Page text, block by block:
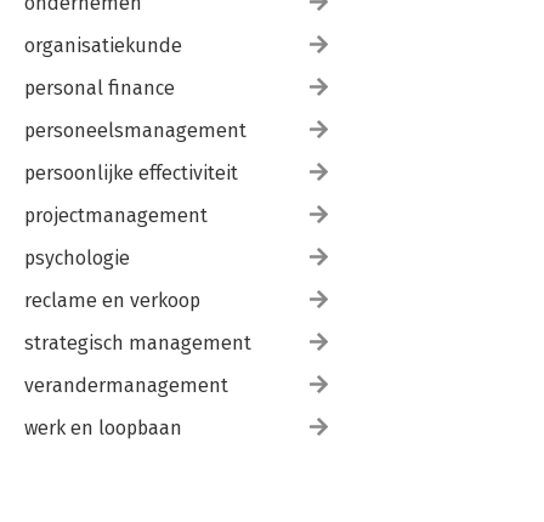
organisatiekunde
personal finance
personeelsmanagement
persoonlijke effectiviteit
projectmanagement
psychologie
reclame en verkoop
strategisch management
verandermanagement
werk en loopbaan